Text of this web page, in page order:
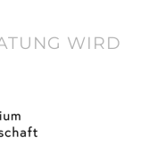
WIRD